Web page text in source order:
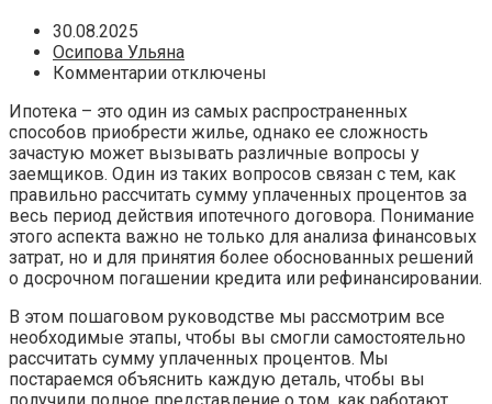
30.08.2025
Осипова Ульяна
Комментарии отключены
Ипотека – это один из самых распространенных
способов приобрести жилье, однако ее сложность
зачастую может вызывать различные вопросы у
заемщиков. Один из таких вопросов связан с тем, как
правильно рассчитать сумму уплаченных процентов за
весь период действия ипотечного договора. Понимание
этого аспекта важно не только для анализа финансовых
затрат, но и для принятия более обоснованных решений
о досрочном погашении кредита или рефинансировании.
В этом пошаговом руководстве мы рассмотрим все
необходимые этапы, чтобы вы смогли самостоятельно
рассчитать сумму уплаченных процентов. Мы
постараемся объяснить каждую деталь, чтобы вы